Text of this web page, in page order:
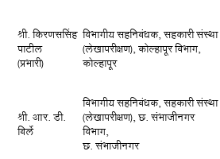
श्री. किरणससिंह
पाटील
(प्रभारी)
विभागीय सहनिबंधक, सहकारी संस्था
(लेखापरीक्षण), कोल्हापूर विभाग,
कोल्हापूर
श्री. आर. डी.
बिर्ले
विभागीय सहनिबंधक, सहकारी संस्था
(लेखापरीक्षण), छ. संभाजीनगर
विभाग,
छ. संभाजीनगर